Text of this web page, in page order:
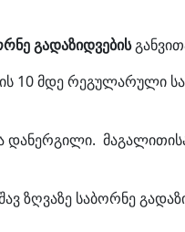
გადაზიდვების
10 მდე რეგულარული
დანერგილი.
ზღვაზე საბორნე